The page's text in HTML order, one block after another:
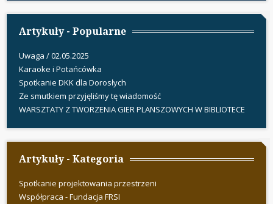
Artykuły - Popularne
Uwaga / 02.05.2025
Karaoke i Potańcówka
Spotkanie DKK dla Dorosłych
Ze smutkiem przyjęliśmy tę wiadomość
WARSZTATY Z TWORZENIA GIER PLANSZOWYCH W BIBLIOTECE
Artykuły - Kategoria
Spotkanie projektowania przestrzeni
Współpraca - Fundacja FRSI